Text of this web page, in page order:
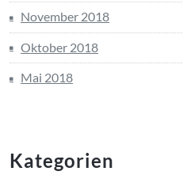
November 2018
Oktober 2018
Mai 2018
Kategorien